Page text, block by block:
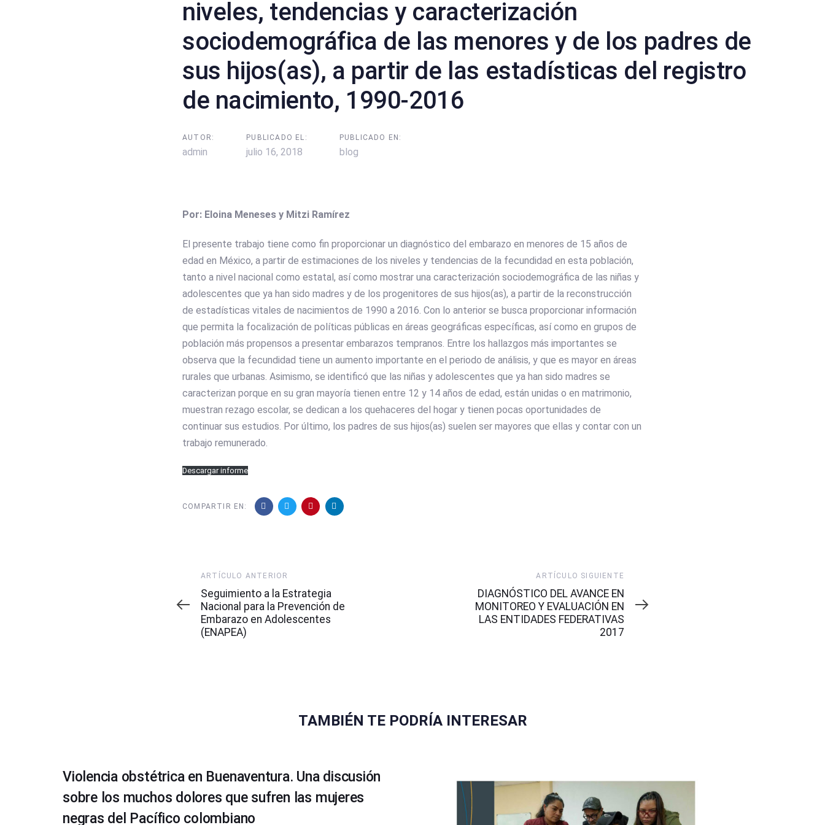
niveles, tendencias y caracterización
sociodemográfica de las menores y de los padres de
sus hijos(as), a partir de las estadísticas del registro
de nacimiento, 1990-2016
AUTOR:
admin
PUBLICADO EL:
julio 16, 2018
PUBLICADO EN:
blog
Por: Eloina Meneses y Mitzi Ramírez
El presente trabajo tiene como fin proporcionar un diagnóstico del embarazo en menores de 15 años de
edad en México, a partir de estimaciones de los niveles y tendencias de la fecundidad en esta población,
tanto a nivel nacional como estatal, así como mostrar una caracterización sociodemográfica de las niñas y
adolescentes que ya han sido madres y de los progenitores de sus hijos(as), a partir de la reconstrucción
de estadísticas vitales de nacimientos de 1990 a 2016. Con lo anterior se busca proporcionar información
que permita la focalización de políticas públicas en áreas geográficas específicas, así como en grupos de
población más propensos a presentar embarazos tempranos. Entre los hallazgos más importantes se
observa que la fecundidad tiene un aumento importante en el periodo de análisis, y que es mayor en áreas
rurales que urbanas. Asimismo, se identificó que las niñas y adolescentes que ya han sido madres se
caracterizan porque en su gran mayoría tienen entre 12 y 14 años de edad, están unidas o en matrimonio,
muestran rezago escolar, se dedican a los quehaceres del hogar y tienen pocas oportunidades de
continuar sus estudios. Por último, los padres de sus hijos(as) suelen ser mayores que ellas y contar con un
trabajo remunerado.
Descargar informe
COMPARTIR EN:
Artículo
Anterior
ARTÍCULO ANTERIOR
Seguimiento a la Estrategia
Nacional para la Prevención de
Embarazo en Adolescentes
(ENAPEA)
Siguiente
ARTÍCULO SIGUIENTE
DIAGNÓSTICO DEL AVANCE EN
MONITOREO Y EVALUACIÓN EN
LAS ENTIDADES FEDERATIVAS
2017
TAMBIÉN TE PODRÍA INTERESAR
Violencia obstétrica en Buenaventura. Una discusión
sobre los muchos dolores que sufren las mujeres
negras del Pacífico colombiano